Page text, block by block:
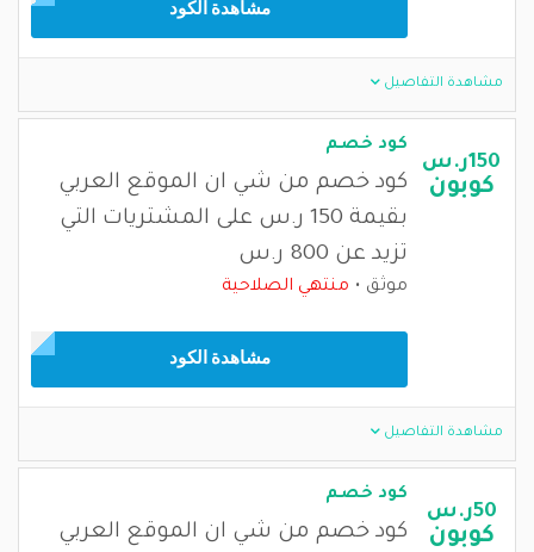
مشاهدة الكود
مشاهدة التفاصيل
150ر.س
كوبون
كود خصم
كود خصم من شي ان الموقع العربي
بقيمة 150 ر.س على المشتريات التي
تزيد عن 800 ر.س
موثق منتهي الصلاحية
مشاهدة الكود
مشاهدة التفاصيل
50ر.س
كوبون
كود خصم
كود خصم من شي ان الموقع العربي